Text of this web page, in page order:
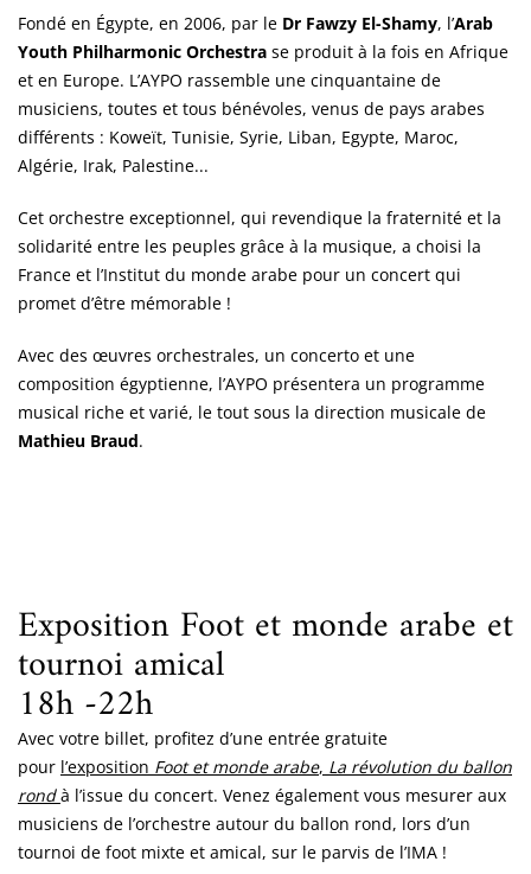
Fondé en Égypte, en 2006, par le Dr Fawzy El-Shamy, l’Arab
Youth Philharmonic Orchestra se produit à la fois en Afrique
et en Europe. L’AYPO rassemble une cinquantaine de
musiciens, toutes et tous bénévoles, venus de pays arabes
différents : Koweït, Tunisie, Syrie, Liban, Egypte, Maroc,
Algérie, Irak, Palestine...
Cet orchestre exceptionnel, qui revendique la fraternité et la
solidarité entre les peuples grâce à la musique, a choisi la
France et l’Institut du monde arabe pour un concert qui
promet d’être mémorable !
Avec des œuvres orchestrales, un concerto et une
composition égyptienne, l’AYPO présentera un programme
musical riche et varié, le tout sous la direction musicale de
Mathieu Braud.
Exposition Foot et monde arabe et
tournoi amical
18h -22h
Avec votre billet, profitez d’une entrée gratuite
pour l’exposition Foot et monde arabe, La révolution du ballon
rond à l’issue du concert. Venez également vous mesurer aux
musiciens de l’orchestre autour du ballon rond, lors d’un
tournoi de foot mixte et amical, sur le parvis de l’IMA !